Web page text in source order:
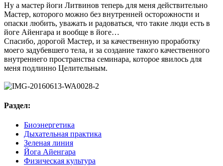
Ну а мастер йоги Литвинов теперь для меня действительно
Мастер, которого можно без внутренней осторожности и
опаски любить, уважать и радоваться, что такие люди есть в
йоге Айенгара и вообще в йоге…
Спасибо, дорогой Мастер, и за качественную проработку
моего задубевшего тела, и за создание такого качественного
внутреннего пространства семинара, которое явилось для
меня подлинно Целительным.
Раздел:
Биоэнергетика
Дыхательная практика
Зеленая линия
Йога Айенгара
Физическая культура